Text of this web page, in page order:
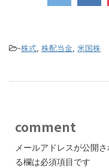
-株式, 株配当金, 米国株
comment
メールアドレスが公開
る欄は必須項目です